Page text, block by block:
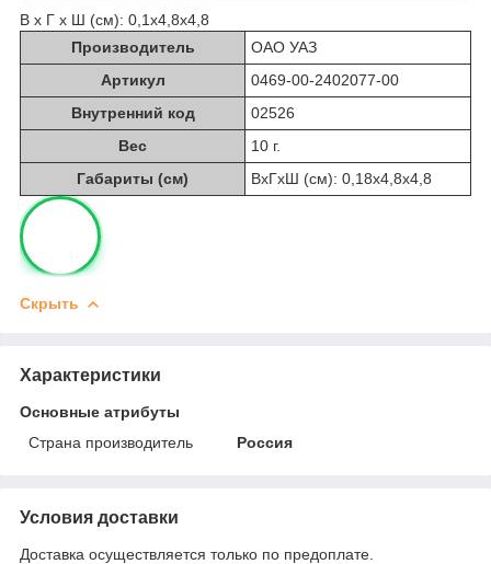
В х Г х Ш (см): 0,1х4,8х4,8
Производитель
ОАО УАЗ
Артикул
0469-00-2402077-00
Внутренний код
02526
Вес
10 г.
Габариты (см)
ВхГхШ (см): 0,18х4,8х4,8
Скрыть
Характеристики
Основные атрибуты
Страна производитель
Россия
Условия доставки
Доставка осуществляется только по предоплате.